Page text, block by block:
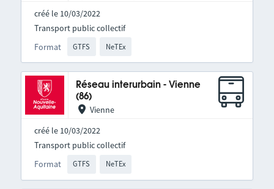
créé le 10/03/2022
Format GTFS NeTEx
Transport public collectif
Réseau interurbain - Vienne
(86)
Vienne
créé le 10/03/2022
Format GTFS NeTEx
Transport public collectif